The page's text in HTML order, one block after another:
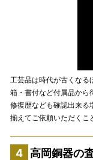
工芸品は時代が古くなる
箱・書付など付属品から
修復歴なども確認出来る
揃えてご依頼いただくこ
高岡銅器の